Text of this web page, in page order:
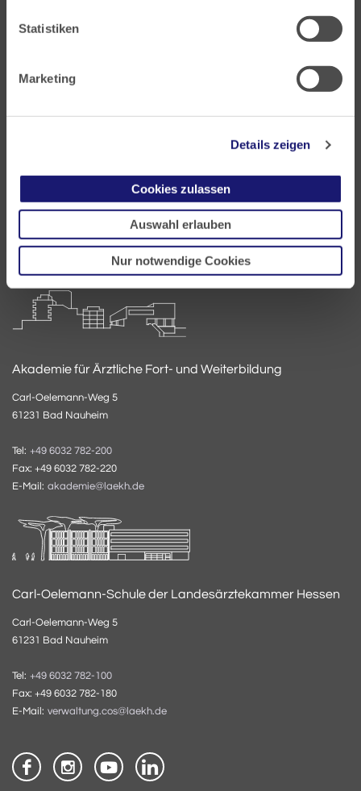
Statistiken
Marketing
Details zeigen
Cookies zulassen
Auswahl erlauben
Nur notwendige Cookies
Hanauer Landstraße 152
Postfach 60 05 66
Fax: +49 69 97672-128
Akademie für Ärztliche Fort- und Weiterbildung
Carl-Oelemann-Weg 5
61231 Bad Nauheim
Tel: +49 6032 782-200
Fax: +49 6032 782-220
E-Mail: akademie@laekh.de
Carl-Oelemann-Schule der Landesärztekammer Hessen
Carl-Oelemann-Weg 5
61231 Bad Nauheim
Tel: +49 6032 782-100
Fax: +49 6032 782-180
E-Mail: verwaltung.cos@laekh.de